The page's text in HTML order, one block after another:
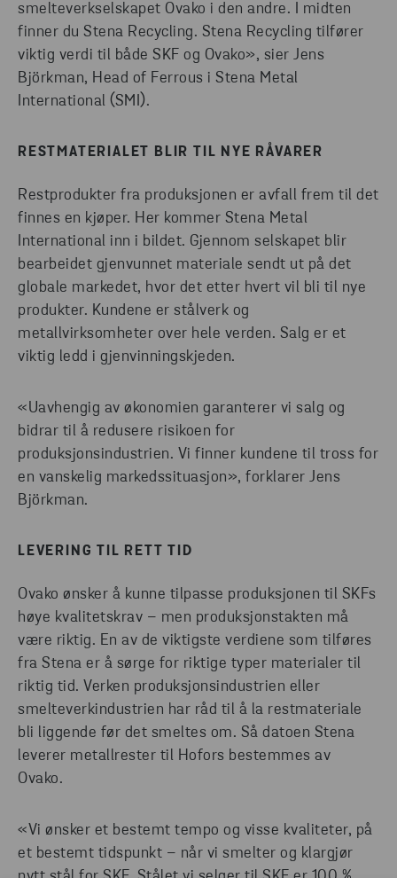
smelteverkselskapet Ovako i den andre. I midten
finner du Stena Recycling. Stena Recycling tilfører
viktig verdi til både SKF og Ovako», sier Jens
Björkman, Head of Ferrous i Stena Metal
International (SMI).
RESTMATERIALET BLIR TIL NYE RÅVARER
Restprodukter fra produksjonen er avfall frem til det
finnes en kjøper. Her kommer Stena Metal
International inn i bildet. Gjennom selskapet blir
bearbeidet gjenvunnet materiale sendt ut på det
globale markedet, hvor det etter hvert vil bli til nye
produkter. Kundene er stålverk og
metallvirksomheter over hele verden. Salg er et
viktig ledd i gjenvinningskjeden.
«Uavhengig av økonomien garanterer vi salg og
bidrar til å redusere risikoen for
produksjonsindustrien. Vi finner kundene til tross for
en vanskelig markedssituasjon», forklarer Jens
Björkman.
LEVERING TIL RETT TID
Ovako ønsker å kunne tilpasse produksjonen til SKFs
høye kvalitetskrav – men produksjonstakten må
være riktig. En av de viktigste verdiene som tilføres
fra Stena er å sørge for riktige typer materialer til
riktig tid. Verken produksjonsindustrien eller
smelteverkindustrien har råd til å la restmateriale
bli liggende før det smeltes om. Så datoen Stena
leverer metallrester til Hofors bestemmes av
Ovako.
«Vi ønsker et bestemt tempo og visse kvaliteter, på
et bestemt tidspunkt – når vi smelter og klargjør